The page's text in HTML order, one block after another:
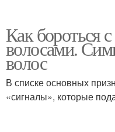
Как бороться
волосами.
волос
В списке основных
«сигналы», которые